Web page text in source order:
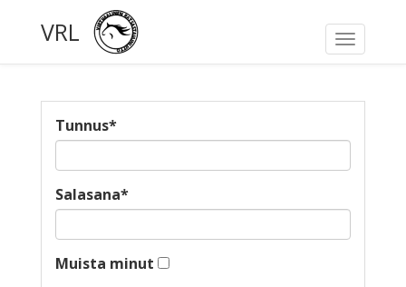
Toggle
VRL
Tunnus*
Salasana*
Muista minut